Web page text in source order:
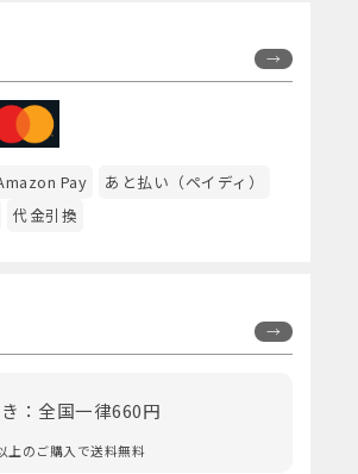
Pay
あと払い（ペイディ）
代金引換
：全国一律660円
上のご購入で送料無料